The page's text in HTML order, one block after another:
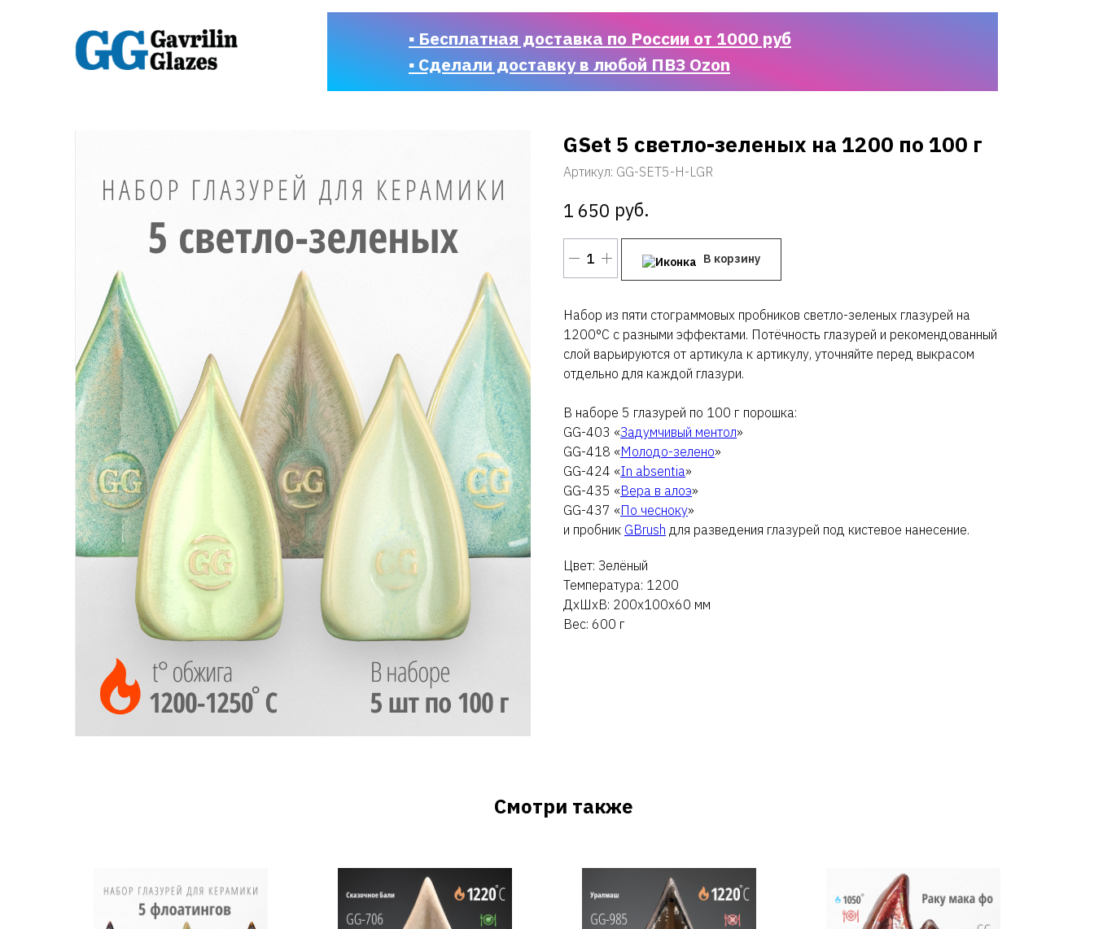
▪ Бесплатная доставка по России от 1000 руб
▪ Сделали доставку в любой ПВЗ Ozon
GSet 5 светло-зеленых на 1200 по 100 г
Артикул: GG-SET5-H-LGR
1 650 руб.
В корзину
Набор из пяти стограммовых пробников светло-зеленых глазурей на
1200°C с разными эффектами. Потёчность глазурей и рекомендованный
слой варьируются от артикула к артикулу, уточняйте перед выкрасом
отдельно для каждой глазури.
В наборе 5 глазурей по 100 г порошка:
GG-403 «Задумчивый ментол»
GG-418 «Молодо-зелено»
GG-424 «In absentia»
GG-435 «Вера в алоэ»
GG-437 «По чесноку»
и пробник GBrush для разведения глазурей под кистевое нанесение.
Цвет: Зелёный
Температура: 1200
ДxШxВ: 200x100x60 мм
Вес: 600 г
Смотри также